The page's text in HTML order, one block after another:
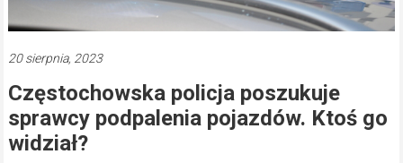
20 sierpnia, 2023
Częstochowska policja poszukuje
sprawcy podpalenia pojazdów. Ktoś go
widział?